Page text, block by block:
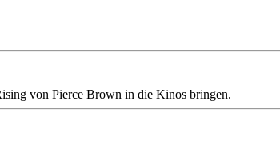
von Pierce Brown in die Kinos bringen.